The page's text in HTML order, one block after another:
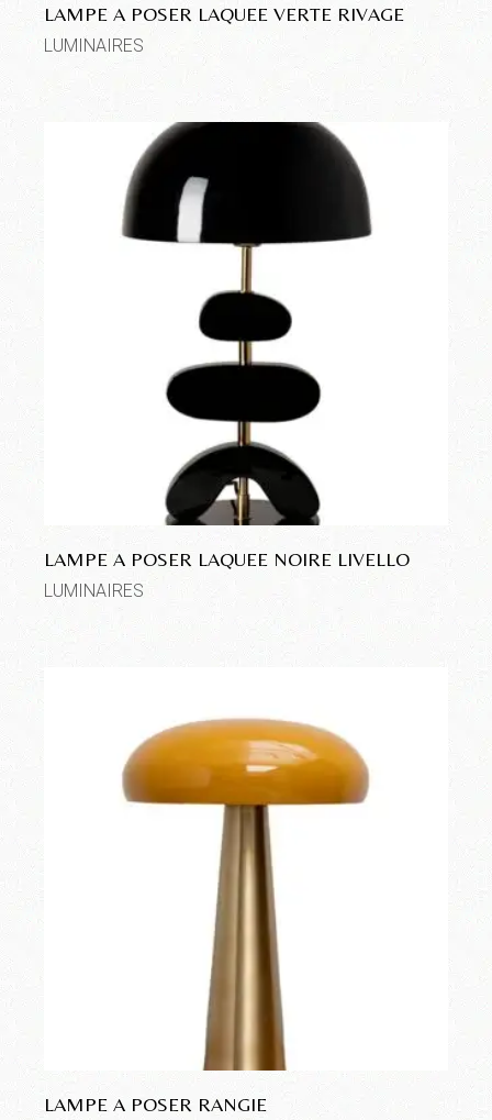
LAMPE A POSER LAQUEE VERTE RIVAGE
LUMINAIRES
LAMPE A POSER LAQUEE NOIRE LIVELLO
LUMINAIRES
LAMPE A POSER RANGIE